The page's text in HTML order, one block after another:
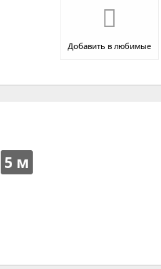
Добавить в любимые
5 м